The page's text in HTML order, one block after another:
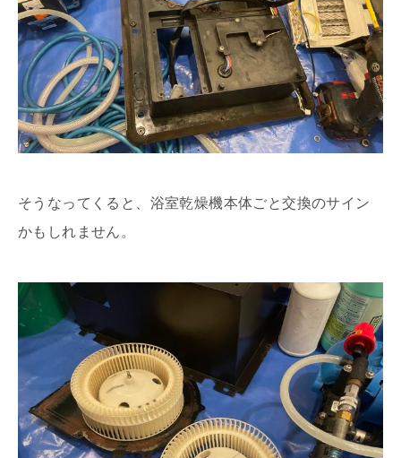
そうなってくると、浴室乾燥機本体ごと交換のサイン
かもしれません。